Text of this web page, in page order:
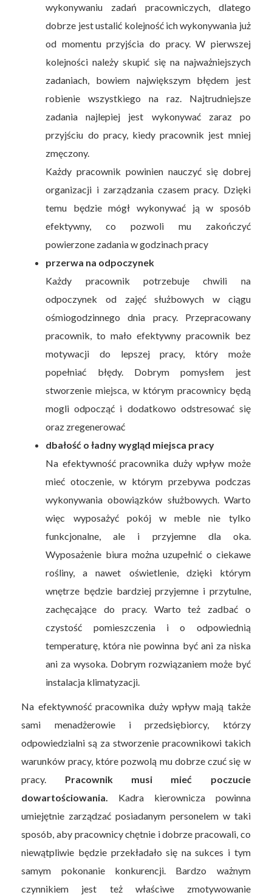
wykonywaniu zadań pracowniczych, dlatego
dobrze jest ustalić kolejność ich wykonywania już
od momentu przyjścia do pracy. W pierwszej
kolejności należy skupić się na najważniejszych
zadaniach, bowiem największym błędem jest
robienie wszystkiego na raz. Najtrudniejsze
zadania najlepiej jest wykonywać zaraz po
przyjściu do pracy, kiedy pracownik jest mniej
zmęczony.
Każdy pracownik powinien nauczyć się dobrej
organizacji i zarządzania czasem pracy. Dzięki
temu będzie mógł wykonywać ją w sposób
efektywny, co pozwoli mu zakończyć
powierzone zadania w godzinach pracy
przerwa na odpoczynek
Każdy pracownik potrzebuje chwili na
odpoczynek od zajęć służbowych w ciągu
ośmiogodzinnego dnia pracy. Przepracowany
pracownik, to mało efektywny pracownik bez
motywacji do lepszej pracy, który może
popełniać błędy. Dobrym pomysłem jest
stworzenie miejsca, w którym pracownicy będą
mogli odpocząć i dodatkowo odstresować się
oraz zregenerować
dbałość o ładny wygląd miejsca pracy
Na efektywność pracownika duży wpływ może
mieć otoczenie, w którym przebywa podczas
wykonywania obowiązków służbowych. Warto
więc wyposażyć pokój w meble nie tylko
funkcjonalne, ale i przyjemne dla oka.
Wyposażenie biura można uzupełnić o ciekawe
rośliny, a nawet oświetlenie, dzięki którym
wnętrze będzie bardziej przyjemne i przytulne,
zachęcające do pracy. Warto też zadbać o
czystość pomieszczenia i o odpowiednią
temperaturę, która nie powinna być ani za niska
ani za wysoka. Dobrym rozwiązaniem może być
instalacja klimatyzacji.
Na efektywność pracownika duży wpływ mają także
sami menadżerowie i przedsiębiorcy, którzy
odpowiedzialni są za stworzenie pracownikowi takich
warunków pracy, które pozwolą mu dobrze czuć się w
pracy. Pracownik musi mieć poczucie
dowartościowania.
Kadra kierownicza powinna
umiejętnie zarządzać posiadanym personelem w taki
sposób, aby pracownicy chętnie i dobrze pracowali, co
niewątpliwie będzie przekładało się na sukces i tym
samym pokonanie konkurencji. Bardzo ważnym
czynnikiem jest też właściwe zmotywowanie